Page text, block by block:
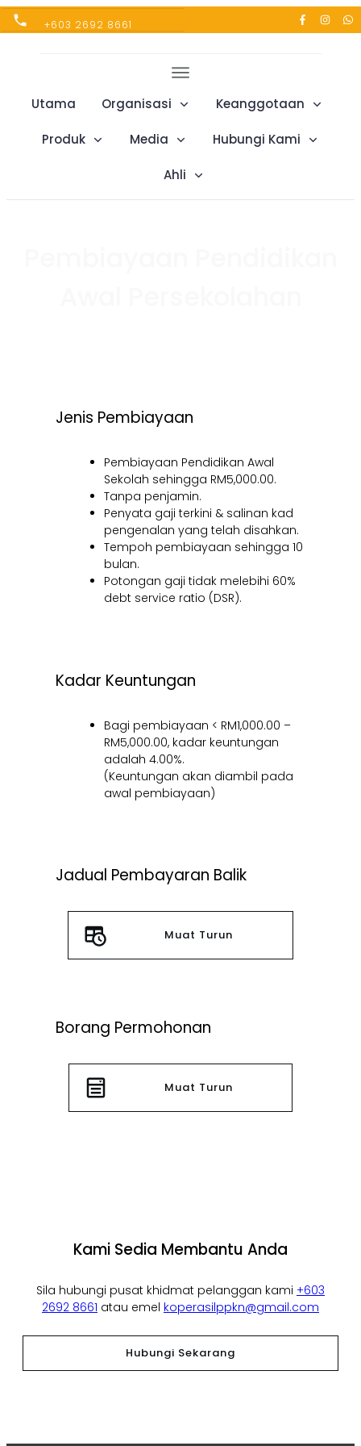
+603 2692 8661
Utama Organisasi Keanggotaan
Produk Media Hubungi Kami
Ahli
Jenis Pembiayaan
Pembiayaan Pendidikan Awal
Sekolah sehingga RM5,000.00.
Tanpa penjamin.
Penyata gaji terkini & salinan kad
pengenalan yang telah disahkan.
Tempoh pembiayaan sehingga 10
bulan.
Potongan gaji tidak melebihi 60%
debt service ratio (DSR).
Kadar Keuntungan
Bagi pembiayaan < RM1,000.00 –
RM5,000.00, kadar keuntungan
adalah 4.00%.
(Keuntungan akan diambil pada
awal pembiayaan)
Jadual Pembayaran Balik
Muat Turun
Borang Permohonan
Muat Turun
Kami Sedia Membantu Anda
Sila hubungi pusat khidmat pelanggan kami +603
2692 8661 atau emel koperasilppkn@gmail.com
Hubungi Sekarang